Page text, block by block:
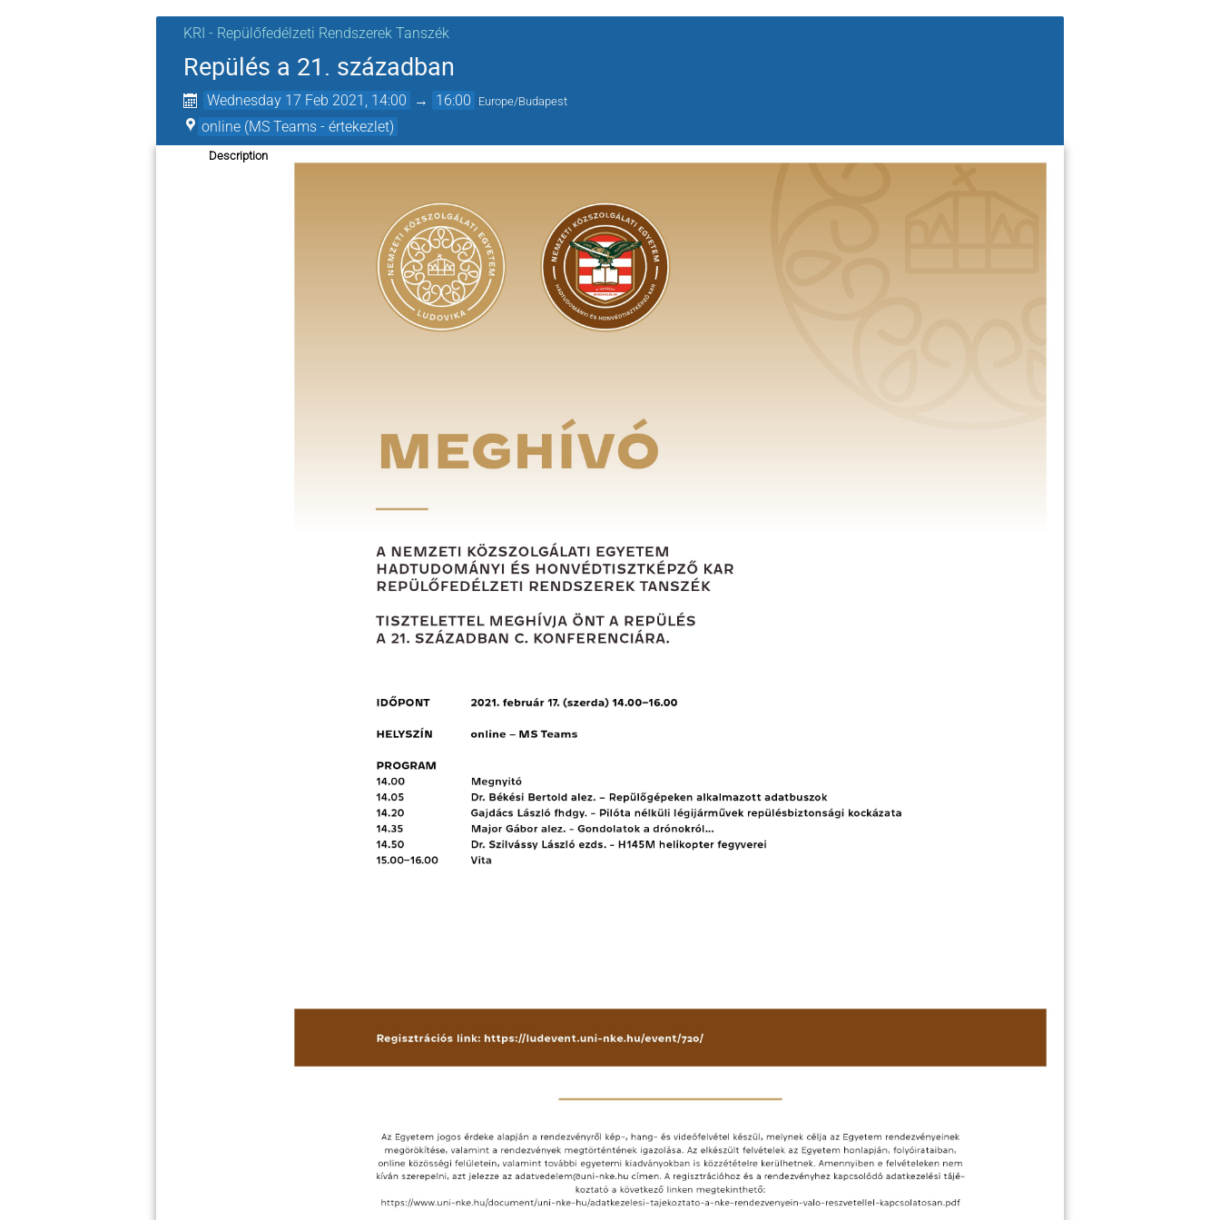
KRI - Repülőfedélzeti Rendszerek Tanszék
Repülés a 21. században
Wednesday 17 Feb 2021, 14:00 → 16:00 Europe/Budapest
online (MS Teams - értekezlet)
Description